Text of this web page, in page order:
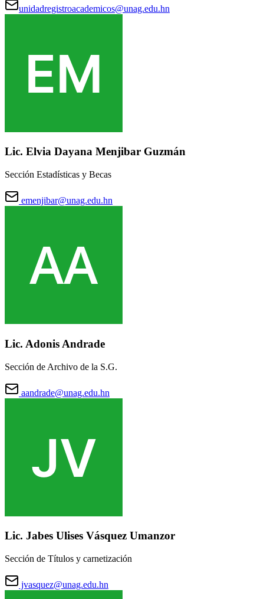
unidadregistroacademicos@unag.edu.hn
Lic. Elvia Dayana Menjibar Guzmán
Sección Estadísticas y Becas
emenjibar@unag.edu.hn
Lic. Adonis Andrade
Sección de Archivo de la S.G.
aandrade@unag.edu.hn
Lic. Jabes Ulises Vásquez Umanzor
Sección de Títulos y carnetización
jvasquez@unag.edu.hn